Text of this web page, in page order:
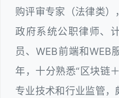
购评审专家（法律类
政府系统公职律师、
员、WEB前端和WEB
年，十分熟悉“区块链
专业技术和行业监管